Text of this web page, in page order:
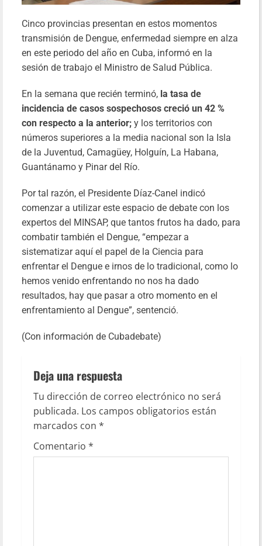
Cinco provincias presentan en estos momentos
transmisión de Dengue, enfermedad siempre en alza
en este periodo del año en Cuba, informó en la
sesión de trabajo el Ministro de Salud Pública.
En la semana que recién terminó, la tasa de
incidencia de casos sospechosos creció un 42 %
con respecto a la anterior; y los territorios con
números superiores a la media nacional son la Isla
de la Juventud, Camagüey, Holguín, La Habana,
Guantánamo y Pinar del Río.
Por tal razón, el Presidente Díaz-Canel indicó
comenzar a utilizar este espacio de debate con los
expertos del MINSAP, que tantos frutos ha dado, para
combatir también el Dengue, “empezar a
sistematizar aquí el papel de la Ciencia para
enfrentar el Dengue e irnos de lo tradicional, como lo
hemos venido enfrentando no nos ha dado
resultados, hay que pasar a otro momento en el
enfrentamiento al Dengue”, sentenció.
(Con información de Cubadebate)
Deja una respuesta
Tu dirección de correo electrónico no será
publicada. Los campos obligatorios están
marcados con *
Comentario *